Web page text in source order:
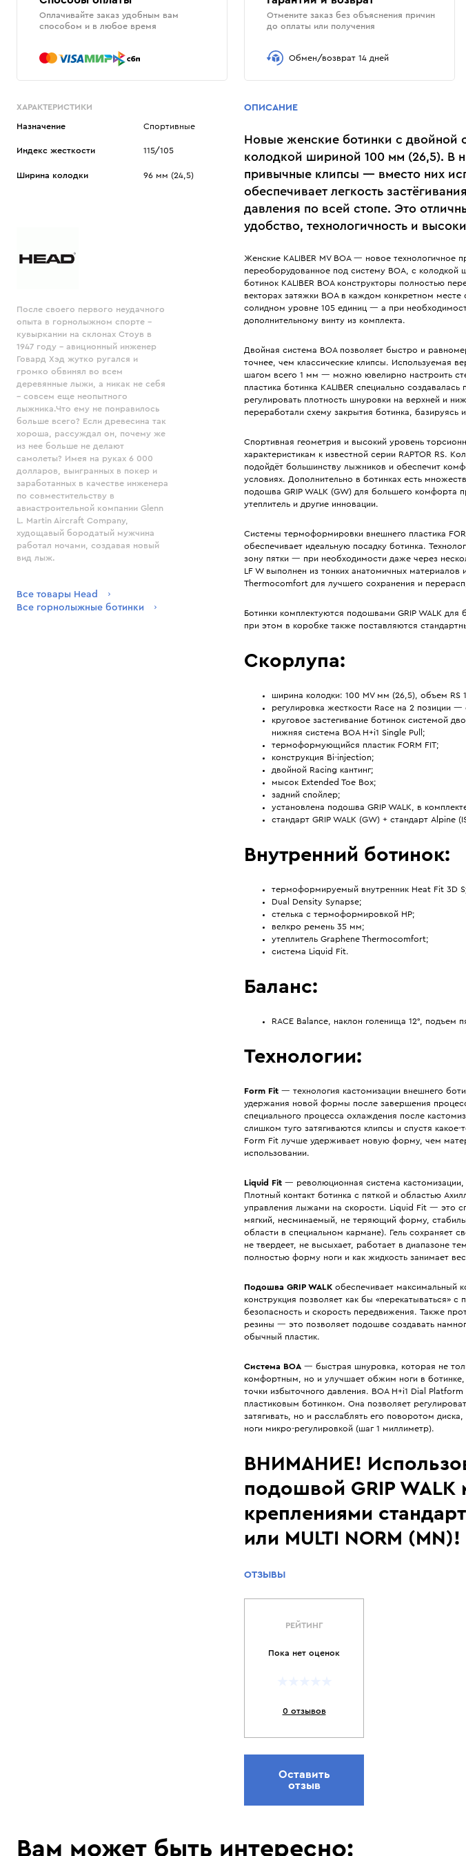
Оплачивайте заказ удобным вам
способом и в любое время
Отмените заказ без объяснения причин
до оплаты или получения
Обмен/возврат 14 дней
ХАРАКТЕРИСТИКИ
Назначение Спортивные
Индекс жесткости 115/105
Ширина колодки 96 мм (24,5)
После своего первого неудачного
опыта в горнолыжном спорте –
кувыркании на склонах Стоув в
1947 году - авиционный инженер
Говард Хэд жутко ругался и
громко обвинял во всем
деревянные лыжи, а никак не себя
– совсем еще неопытного
лыжника.Что ему не понравилось
больше всего? Если древесина так
хороша, рассуждал он, почему же
из нее больше не делают
самолеты? Имея на руках 6 000
долларов, выигранных в покер и
заработанных в качестве инженера
по совместительству в
авиастроительной компании Glenn
L. Martin Aircraft Company,
худощавый бородатый мужчина
работал ночами, создавая новый
вид лыж.
Все товары Head
Все горнолыжные ботинки
ОПИСАНИЕ
Новые женские ботинки c двойной
колодкой шириной 100 мм (26,5). В
привычные клипсы — вместо них
обеспечивает легкость
давления по всей стопе. Это
удобство, технологичность и
Женские KALIBER MV BOA — новое технологичное
переоборудованное под систему BOA, с колодкой
ботинок KALIBER BOA конструкторы полностью
векторах затяжки BOA в каждом конкретном
солидном уровне 105 единиц — а при
дополнительному винту из комплекта.
Двойная система BOA позволяет быстро и
точнее, чем классические клипсы. Используемая
шагом всего 1 мм — можно ювелирно настроить
пластика ботинка KALIBER специально
регулировать плотность шнуровки на верхней и
переработали схему закрытия ботинка, базируясь
Спортивная геометрия и высокий уровень
характеристикам к известной серии RAPTOR RS.
подойдёт большинству лыжников и обеспечит
условиях. Дополнительно в ботинках есть
подошва GRIP WALK (GW) для большего
утеплитель и другие инновации.
Системы термоформировки внешнего пластика
обеспечивает идеальную посадку ботинка.
зону пятки — при необходимости даже через
LF W выполнен из тонких анатомичных
Thermocomfort для лучшего сохранения и
Ботинки комплектуются подошвами GRIP WALK
при этом в коробке также поставляются
Скорлупа:
ширина колодки: 100 MV мм (26,5), объем RS
регулировка жесткости Race на 2 позиции —
круговое застегивание ботинок системой
нижняя система BOA H+i1 Single Pull;
термоформующийся пластик FORM FIT;
конструкция Bi-injection;
двойной Racing кантинг;
мысок Extended Toe Box;
задний спойлер;
установлена подошва GRIP WALK, в
стандарт GRIP WALK (GW) + стандарт Alpine
Внутренний ботинок:
термоформируемый внутренник Heat Fit 3D
Dual Density Synapse;
стелька с термоформировкой HP;
велкро ремень 35 мм;
утеплитель Graphene Thermocomfort;
система Liquid Fit.
Баланс:
RACE Balance, наклон голенища 12°, подъем
Технологии:
Form Fit — технология кастомизации внешнего
удержания новой формы после завершения
специального процесса охлаждения после
слишком туго затягиваются клипсы и спустя
Form Fit лучше удерживает новую форму, чем
использовании.
Liquid Fit — революционная система
Плотный контакт ботинка с пяткой и областью
управления лыжами на скорости. Liquid Fit — это
мягкий, несминаемый, не теряющий форму,
области в специальном кармане). Гель сохраняет
не твердеет, не высыхает, работает в диапазоне
полностью форму ноги и как жидкость занимает
Подошва GRIP WALK обеспечивает максимальный
конструкция позволяет как бы «перекатываться»
безопасность и скорость передвижения. Также
резины — это позволяет подошве создавать
обычный пластик.
Система BOA — быстрая шнуровка, которая не
комфортным, но и улучшает обжим ноги в
точки избыточного давления. BOA H+i1 Dial
пластиковым ботинком. Она позволяет
затягивать, но и расслаблять его поворотом
ноги микро-регулировкой (шаг 1 миллиметр).
ВНИМАНИЕ!
подошвой GRIP
креплениями
или MULTI NORM (MN)!
ОТЗЫВЫ
РЕЙТИНГ
Пока нет оценок
0 отзывов
Оставить
отзыв
Вам может быть интересно: